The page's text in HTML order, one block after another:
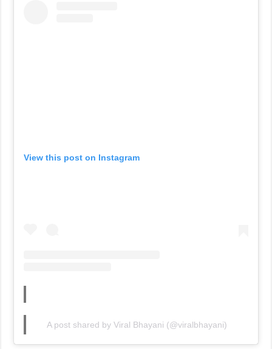
View this post on Instagram
A post shared by Viral Bhayani (@viralbhayani)